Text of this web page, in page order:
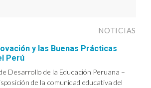
NOTICIAS
y las Buenas Prácticas
Perú
Desarrollo de la Educación Peruana –
de la comunidad educativa del